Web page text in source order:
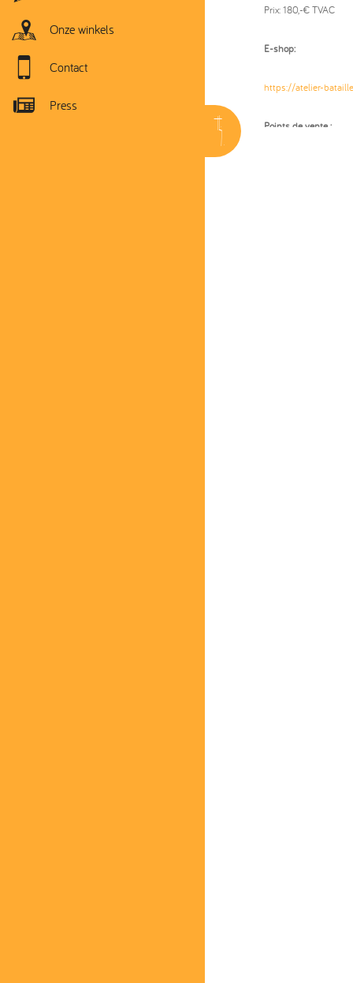
Onze winkels
Contact
Press
Prix: 180,-€ TVAC
E-shop:
https://atelier-
Points de vente :